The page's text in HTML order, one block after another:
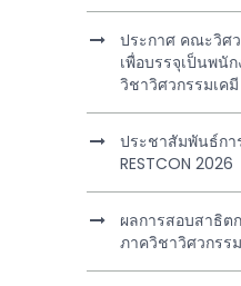
ประกาศ คณะวิศ
เพื่อบรรจุเป็นพนั
วิชาวิศวกรรมเคมี
ประชาสัมพันธ์ก
RESTCON 2026
ผลการสอบสาธิต
ภาควิชาวิศวกรร